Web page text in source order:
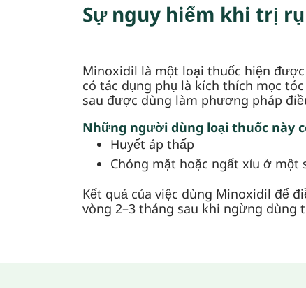
Sự nguy hiểm khi trị
Minoxidil là một loại thuốc hiện
có tác dụng phụ là kích thích mọc
sau được dùng làm phương pháp
Những người dùng loại thuốc này
Huyết áp thấp
Chóng mặt hoặc ngất xỉu ở một
Kết quả của việc dùng Minoxidil để
vòng 2–3 tháng sau khi ngừng dùng